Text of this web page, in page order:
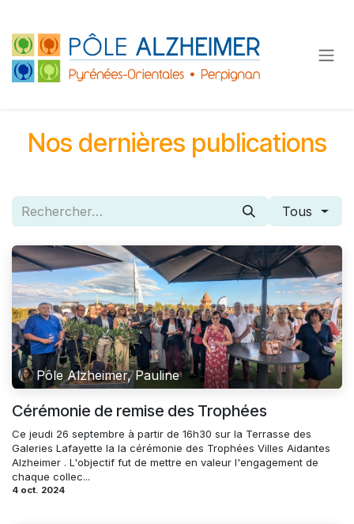
Nos dernières publications
Tous
Pôle Alzheimer, Pauline
Cérémonie de remise des Trophées
Ce jeudi 26 septembre à partir de 16h30 sur la Terrasse des
Galeries Lafayette la la cérémonie des Trophées Villes Aidantes
Alzheimer . L'objectif fut de mettre en valeur l'engagement de
chaque collec...
4 oct. 2024